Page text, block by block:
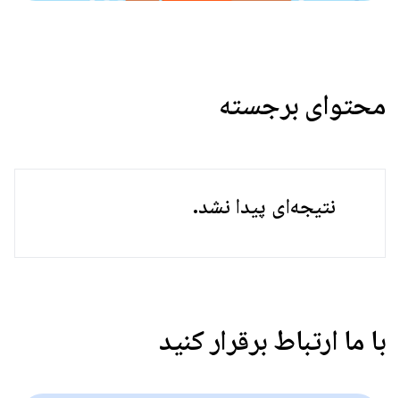
محتوای برجسته
نتیجه‌ای پیدا نشد.
با ما ارتباط برقرار کنید